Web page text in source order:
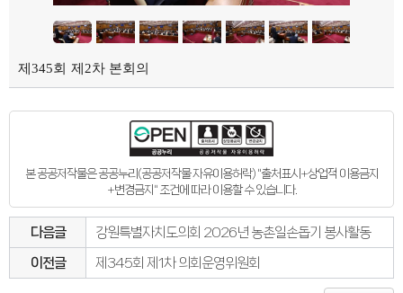
제345회 제2차 본회의
본 공공저작물은 공공누리(공공저작물 자유이용허락) "출처표시+상업적 이용금지
+변경금지" 조건에 따라 이용할 수 있습니다.
다음글
강원특별자치도의회 2026년 농촌일손돕기 봉사활동
이전글
제345회 제1차 의회운영위원회